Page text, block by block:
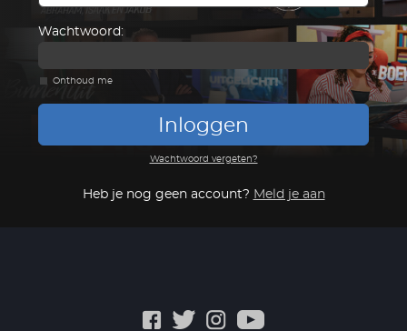
Wachtwoord:
Onthoud me
Inloggen
Wachtwoord vergeten?
Heb je nog geen account? Meld je aan